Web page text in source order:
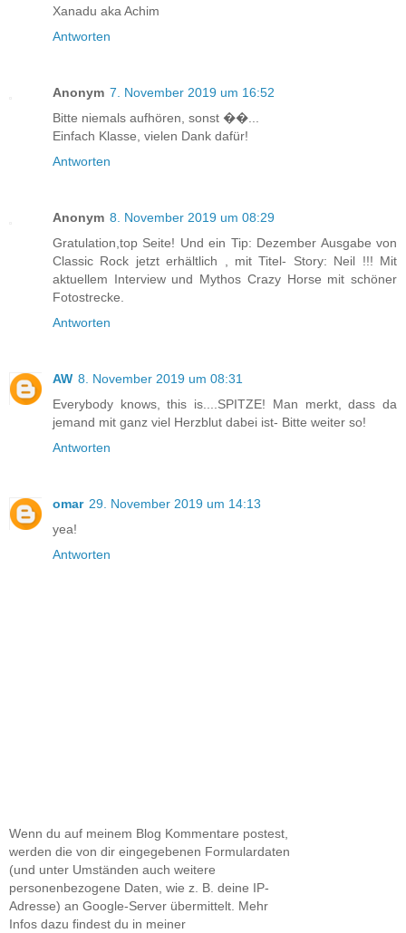
Xanadu aka Achim
Antworten
Anonym 7. November 2019 um 16:52
Bitte niemals aufhören, sonst ��...
Einfach Klasse, vielen Dank dafür!
Antworten
Anonym 8. November 2019 um 08:29
Gratulation,top Seite! Und ein Tip: Dezember Ausgabe von
Classic Rock jetzt erhältlich , mit Titel- Story: Neil !!! Mit
aktuellem Interview und Mythos Crazy Horse mit schöner
Fotostrecke.
Antworten
AW 8. November 2019 um 08:31
Everybody knows, this is....SPITZE! Man merkt, dass da
jemand mit ganz viel Herzblut dabei ist- Bitte weiter so!
Antworten
omar 29. November 2019 um 14:13
yea!
Antworten
Wenn du auf meinem Blog Kommentare postest,
werden die von dir eingegebenen Formulardaten
(und unter Umständen auch weitere
personenbezogene Daten, wie z. B. deine IP-
Adresse) an Google-Server übermittelt. Mehr
Infos dazu findest du in meiner